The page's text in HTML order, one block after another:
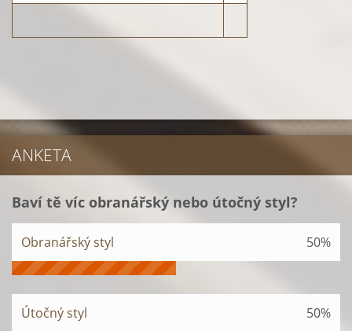
ANKETA
Baví tě víc obranářský nebo útočný styl?
Obranářský styl 50%
Útočný styl 50%